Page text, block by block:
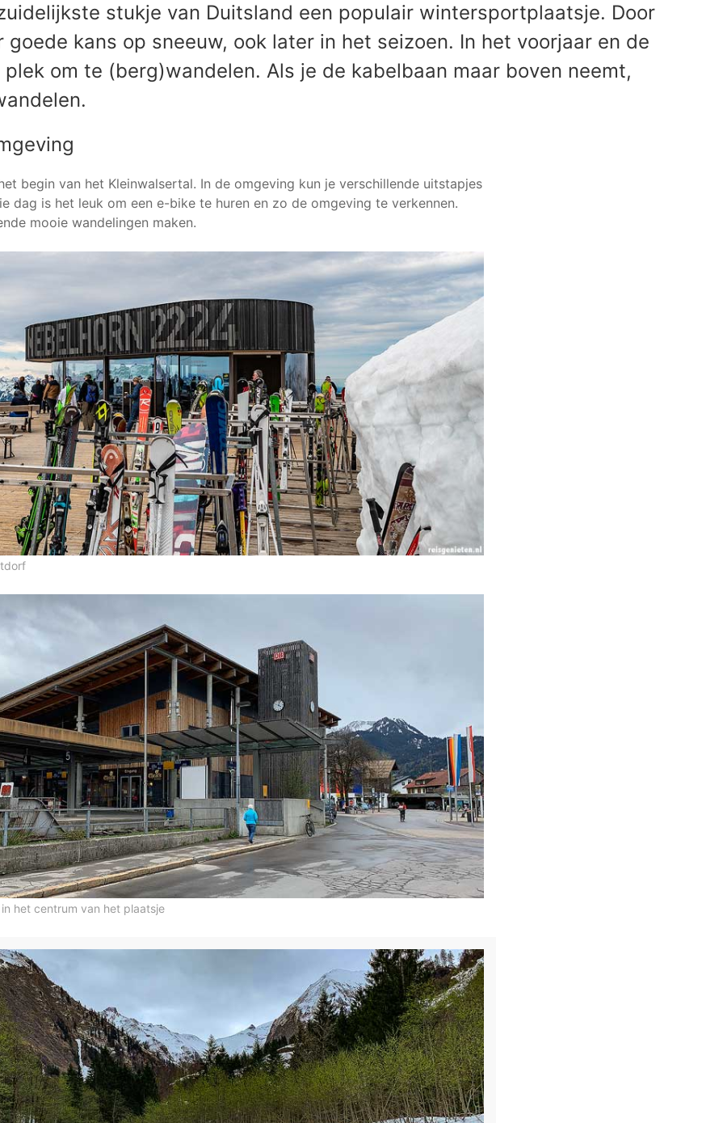
stukje van Duitsland een populair wintersportplaatsje. Door
kans op sneeuw, ook later in het seizoen. In het voorjaar en de
om te (berg)wandelen. Als je de kabelbaan maar boven neemt,
begin van het Kleinwalsertal. In de omgeving kun je verschillende uitstapjes
dag is het leuk om een e-bike te huren en zo de omgeving te verkennen.
mooie wandelingen maken.
het centrum van het plaatsje